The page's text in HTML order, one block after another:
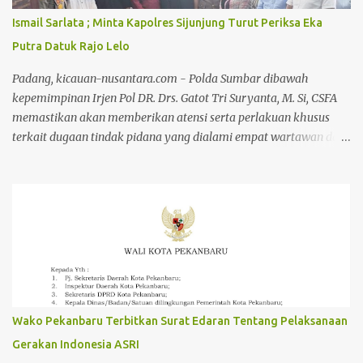
Pekanbaru, Selasa (3/3/2026). Konferensi pers dihadiri oleh
Menteri Kehutanan Raja Juli Antoni, Kadiv Humas Polri Irjen
Johnny Eddizon Isir, Plt Gubernur Riau SF Haryanto, Kapolda Riau
Irjen Herry Heryawan, Penyidik Tindak Pidana Utama Tk I
Bareskrim Polri Irjen M Zulkarnain, Pangda...
Ismail Sarlata ; Minta Kapolres Sijunjung Turut Periksa Eka
Putra Datuk Rajo Lelo
Padang, kicauan-nusantara.com - Polda Sumbar dibawah
kepemimpinan Irjen Pol DR. Drs. Gatot Tri Suryanta, M. Si, CSFA
memastikan akan memberikan atensi serta perlakuan khusus
terkait dugaan tindak pidana yang dialami empat wartawan dari
perlawanan yang dilakukan Pers Riau dan Sumatera Barat atas
nama Pers Indonesia terus berlanjut. Setelah memperoleh
keterangan langsung dari ke 4 wartawan Riau yang mendapatkan
perlakuan dugaan tindak pidana di Tanjung Lolo Kabupaten
Sijunjung, para jurnalis, korban dan kuasa hukumnya mendatangi
Mapolda Sumbar. Pertemuan dengan Polda Sumbar difasilitasi
Joni Sikumbang, SH salah seorang tokoh Pers Sumbar yang peduli
akan nasib yang menimpa wartawan Riau. Pada pertemuan Rabu
Wako Pekanbaru Terbitkan Surat Edaran Tentang Pelaksanaan
Gerakan Indonesia ASRI